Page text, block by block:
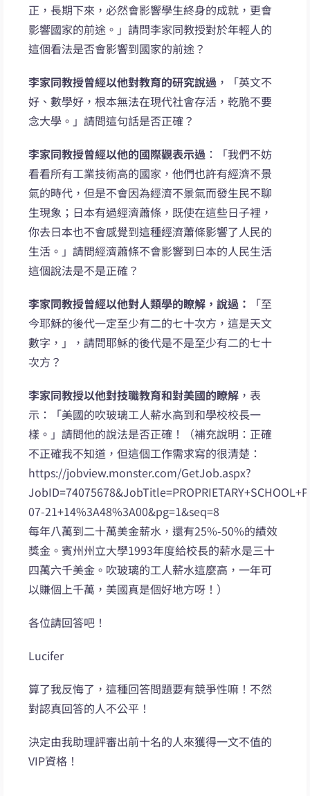
正，長期下來，必然會影響學生終身的成就，更會
影響國家的前途。」請問李家同教授對於年輕人的
這個看法是否會影響到國家的前途？
李家同教授曾經以他對教育的研究說過 ，「英文不
好、數學好，根本無法在現代社會存活，乾脆不要
念大學。」請問這句話是否正確？
李家同教授曾經以他的國際觀表示過 ：「我們不妨
看看所有工業技術高的國家，他們也許有經濟不景
氣的時代，但是不會因為經濟不景氣而發生民不聊
生現象；日本有過經濟蕭條，既使在這些日子裡，
你去日本也不會感覺到這種經濟蕭條影響了人民的
生活。」請問經濟蕭條不會影響到日本的人民生活
這個說法是不是正確？
李家同教授曾經以他對人類學的瞭解，說過：
「至
今耶穌的後代一定至少有二的七十次方，這是天文
數字，」，請問耶穌的後代是不是至少有二的七十
次方？
李家同教授以他對技職教育和對美國的瞭解 ，表
示：「美國的吹玻璃工人薪水高到和學校校長一
樣。」請問他的說法是否正確！（補充說明：正確
不正確我不知道，但這個工作需求寫的很清楚：
https://jobview.monster.com/GetJob.aspx?
07-21+14%3A48%3A00&pg=1&seq=8
每年八萬到二十萬美金薪水，還有25%-50%的績效
獎金。賓州州立大學1993年度給校長的薪水是三十
四萬六千美金。吹玻璃的工人薪水這麼高，一年可
以賺個上千萬，美國真是個好地方呀！）
各位請回答吧！
Lucifer
算了我反悔了，這種回答問題要有競爭性嘛！不然
對認真回答的人不公平！
決定由我助理評審出前十名的人來獲得一文不值的
VIP資格！